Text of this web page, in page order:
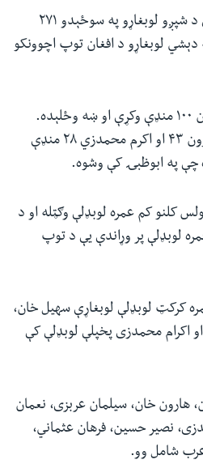
افغانستان په پوره ۵۰ اورنو کې د شپږو لوبغاړو په سوځېدو ۲۷۱
لوبغاړو د افغان توپ‌ اچوونکو
په افغان لوبغاړو کې سهیل خان ۱۰۰ منډې وکړې او ښه وځلېده.
سلیمان عربزي ۵۵، محمد هارون ۴۳ او اکرم محمدزي ۲۸ منډې
چې په ابوظبۍ کې وشوه.
کلنو کم عمره لوبډلې وګټله او د
لوبډلې پر وړاندې یې د توپ
کلونو کم عمره کرکټ لوبډلې لوبغاړې سهیل خان،
اکرام محمدزی پخپلې لوبډلې کې
هارون خان، سیلمان عربزی، نعمان
نصیر حسین، فرهان عثماني،
عرب شامل وو.